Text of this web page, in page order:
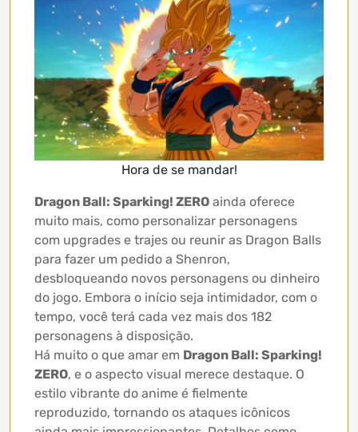
Hora de se mandar!
Dragon Ball: Sparking! ZERO ainda oferece
muito mais, como personalizar personagens
com upgrades e trajes ou reunir as Dragon Balls
para fazer um pedido a Shenron,
desbloqueando novos personagens ou dinheiro
do jogo. Embora o início seja intimidador, com o
tempo, você terá cada vez mais dos 182
personagens à disposição.
Há muito o que amar em Dragon Ball: Sparking!
ZERO, e o aspecto visual merece destaque. O
estilo vibrante do anime é fielmente
reproduzido, tornando os ataques icônicos